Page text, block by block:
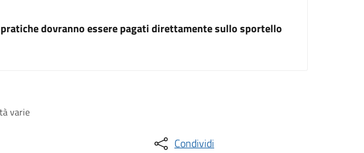
dovranno essere pagati direttamente sullo sportello
varie
Condividi